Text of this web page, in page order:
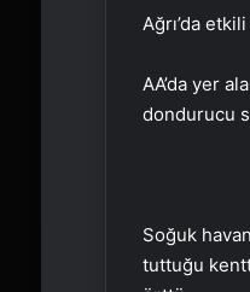
Ağrı’da
AA’da yer
dondurucu
Soğuk
tuttuğu